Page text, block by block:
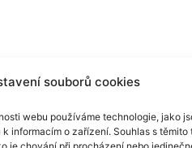
souborů cookies
webu používáme technologie, jako
informacím o zařízení. Souhlas s těmito